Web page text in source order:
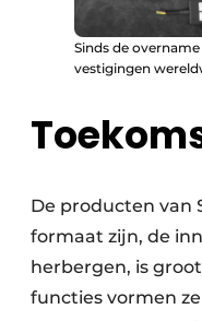
Sinds de
vestigingen
De producten van
formaat zijn, de
herbergen, is
functies vormen